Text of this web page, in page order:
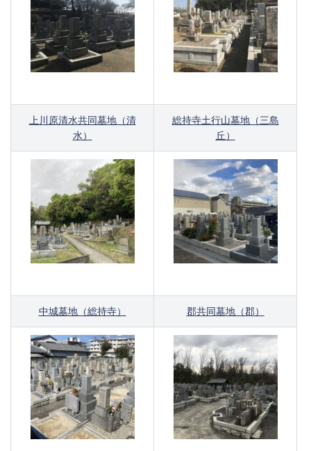
上川原清水共同墓地（清
水）
総持寺土行山墓地（三島
丘）
中城墓地（総持寺） 郡共同墓地（郡）